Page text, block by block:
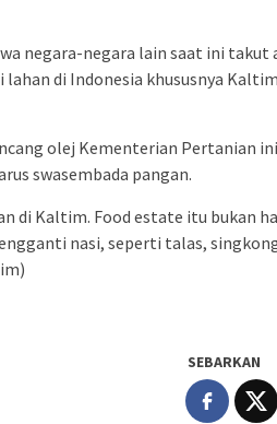
negara-negara lain saat ini takut
di Indonesia khususnya
olej Kementerian Pertanian
swasembada pangan.
di Kaltim. Food estate itu bukan
nasi, seperti talas,
SEBARKAN